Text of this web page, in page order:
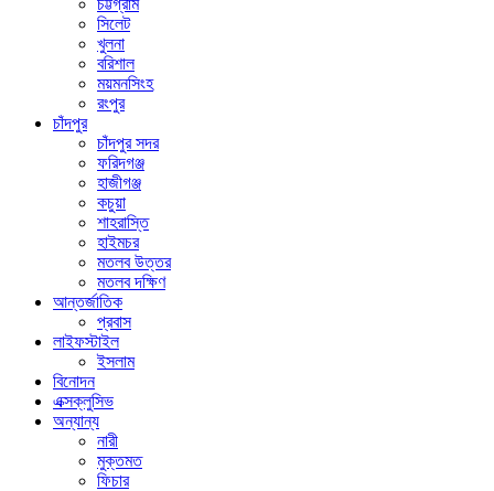
চট্টগ্রাম
সিলেট
খুলনা
বরিশাল
ময়মনসিংহ
রংপুর
চাঁদপুর
চাঁদপুর সদর
ফরিদগঞ্জ
হাজীগঞ্জ
কচুয়া
শাহরাস্তি
হাইমচর
মতলব উত্তর
মতলব দক্ষিণ
আন্তর্জাতিক
প্রবাস
লাইফস্টাইল
ইসলাম
বিনোদন
এক্সক্লুসিভ
অন্যান্য
নারী
মুক্তমত
ফিচার